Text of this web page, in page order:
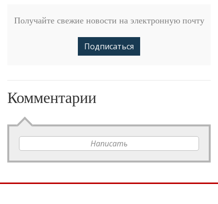
Получайте свежие новости на электронную почту
Подписаться
Комментарии
Написать